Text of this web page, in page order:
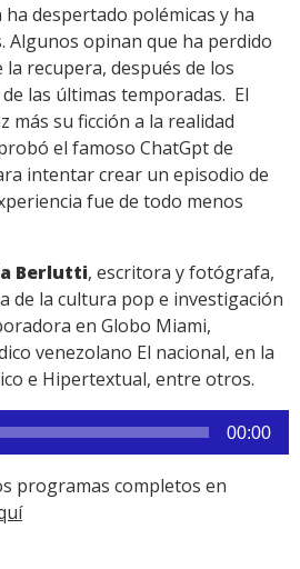
despertado polémicas y ha
Algunos opinan que ha perdido
recupera, después de los
las últimas temporadas. El
más su ficción a la realidad
el famoso ChatGpt de
intentar crear un episodio de
fue de todo menos
Berlutti, escritora y fotógrafa,
de la cultura pop e investigación
en Globo Miami,
venezolano El nacional, en la
e Hipertextual, entre otros.
00:00
programas completos en